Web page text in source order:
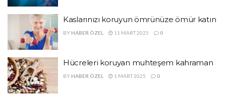
Kaslarınızı koruyun ömrünüze ömür katın
BY HABER ÖZEL 11 MART 2025 0
Hücreleri koruyan muhteşem kahraman
BY HABER ÖZEL 1 MART 2025 0